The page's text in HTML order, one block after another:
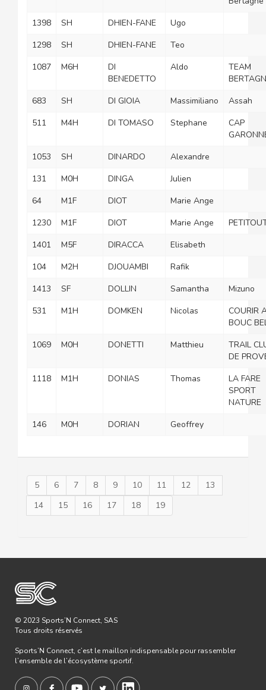
1398
SH DHIEN-FANE
Ugo
1298
SH DHIEN-FANE
Teo
1087
M6H
DI
BENEDETTO
Aldo
TEAM
683
SH DI GIOIA Massimiliano
Assah
511
M4H DI TOMASO Stephane
CAP
1053
SH DINARDO
Alexandre
131
M0H DINGA
Julien
64
M1F DIOT
Marie Ange
1230
M1F DIOT Marie Ange
1401
M5F DIRACCA
Elisabeth
104
M2H DJOUAMBI
Rafik
1413
SF DOLLIN Samantha
Mizuno
531
M1H DOMKEN Nicolas
COURIR
BOUC
1069
M0H DONETTI Matthieu
TRAIL
DE
1118
M1H DONIAS Thomas
LA FARE
SPORT
NATURE
146
M0H DORIAN Geoffrey
5 6 7 8 9 10 11 12
13
14
15 16 17 18 19
© 2023 Sports’N Connect, SAS
Tous droits réservés
Sports’N Connect, c’est le maillon indispensable pour rassembler
l’ensemble de l’écosystème sportif.